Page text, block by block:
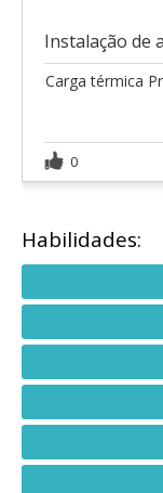
Instalação de
Carga térmica
0
Habilidades: